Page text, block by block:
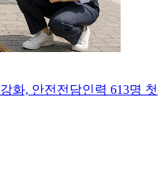
화, 안전전담인력 613명 첫